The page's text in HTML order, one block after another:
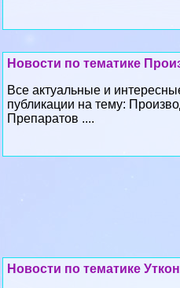
Новости по тематике
Все актуальные и
публикации на тему:
Препаратов ....
Новости по тематике